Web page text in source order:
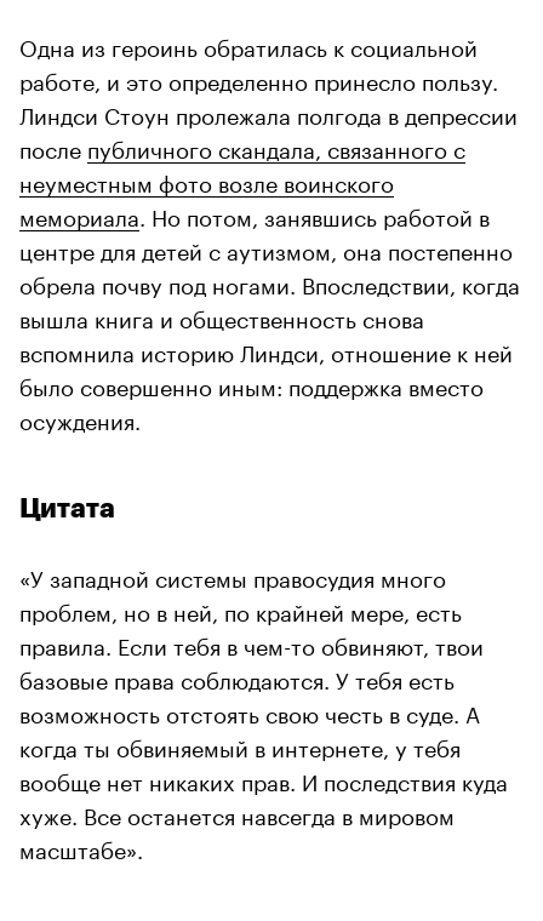
Одна из героинь обратилась к социальной
работе, и это определенно принесло пользу.
Линдси Стоун пролежала полгода в депрессии
после публичного скандала, связанного с
неуместным фото возле воинского
мемориала . Но потом, занявшись работой в
центре для детей с аутизмом, она постепенно
обрела почву под ногами. Впоследствии, когда
вышла книга и общественность снова
вспомнила историю Линдси, отношение к ней
было совершенно иным: поддержка вместо
осуждения.
Цитата
«У западной системы правосудия много
проблем, но в ней, по крайней мере, есть
правила. Если тебя в чем-то обвиняют, твои
базовые права соблюдаются. У тебя есть
возможность отстоять свою честь в суде. А
когда ты обвиняемый в интернете, у тебя
вообще нет никаких прав. И последствия куда
хуже. Все останется навсегда в мировом
масштабе».